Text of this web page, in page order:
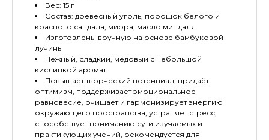
Вес: 15 г
Состав: древесный уголь, порошок белого и
красного сандала, мирра, масло миндаля
Изготовлены вручную на основе бамбуковой
лучины
Нежный, сладкий, медовый с небольшой
кислинкой аромат
Повышает творческий потенциал, придаёт
оптимизм, поддерживает эмоциональное
равновесие, очищает и гармонизирует энергию
окружающего пространства, устраняет стресс,
способствует пониманию сути изучаемых и
практикующих учений, рекомендуется для